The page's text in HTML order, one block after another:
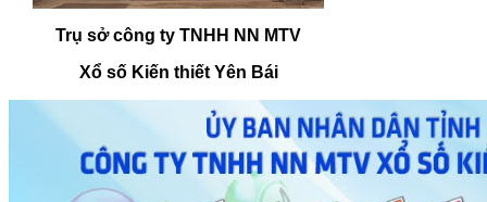
Trụ sở công ty TNHH NN MTV
Xổ số Kiến thiết Yên Bái